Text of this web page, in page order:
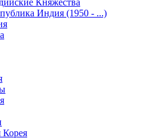
Княжества
Индия (1950 - ...)
Корея